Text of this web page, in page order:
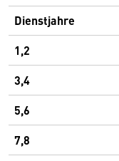
Dienstjahre
1,2
3,4
5,6
7,8